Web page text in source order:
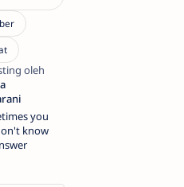
you
know